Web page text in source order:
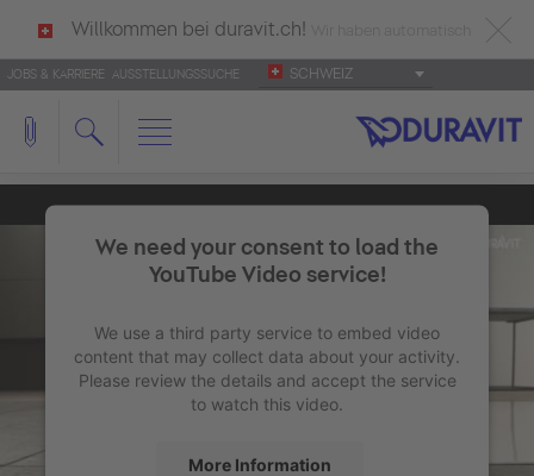
Willkommen bei duravit.ch!
deutsch als Ihre Sprache erkannt.
Français Italiano
JOBS & KARRIERE AUSSTELLUNGSSUCHE SCHWEIZ
We need your consent to load the
YouTube Video service!
We use a third party service to embed video
content that may collect data about your activity.
Please review the details and accept the service
to watch this video.
More Information